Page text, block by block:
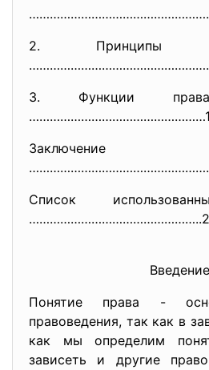
2. Принципы
3. Функции
……………………………………………1
Заключение
Список
Введение
Понятие права -
правоведения, так как в
как мы определим
зависеть и другие